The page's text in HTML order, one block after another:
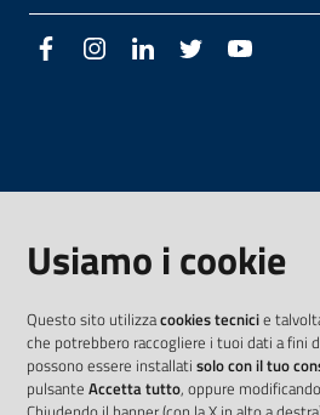
FacebookInstagramLinkedIn Twitter
Usiamo i cookie
Questo sito utilizzacookies tecnicie
che potrebbero raccogliere i tuoi dati a fini
possono essere installati solo con il tuo
pulsante Accetta tutto, oppure